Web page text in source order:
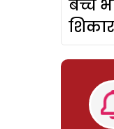
बच्चे
शिकार